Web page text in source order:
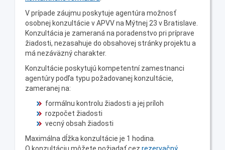
V prípade záujmu poskytuje agentúra možnosť
osobnej konzultácie v APVV na Mýtnej 23 v Bratislave.
Konzultácia je zameraná na poradenstvo pri príprave
žiadosti, nezasahuje do obsahovej stránky projektu a
má nezáväzný charakter.
Konzultácie poskytujú kompetentní zamestnanci
agentúry podľa typu požadovanej konzultácie,
zameranej na:
formálnu kontrolu žiadosti a jej príloh
rozpočet žiadosti
vecný obsah žiadosti
Maximálna dĺžka konzultácie je 1 hodina.